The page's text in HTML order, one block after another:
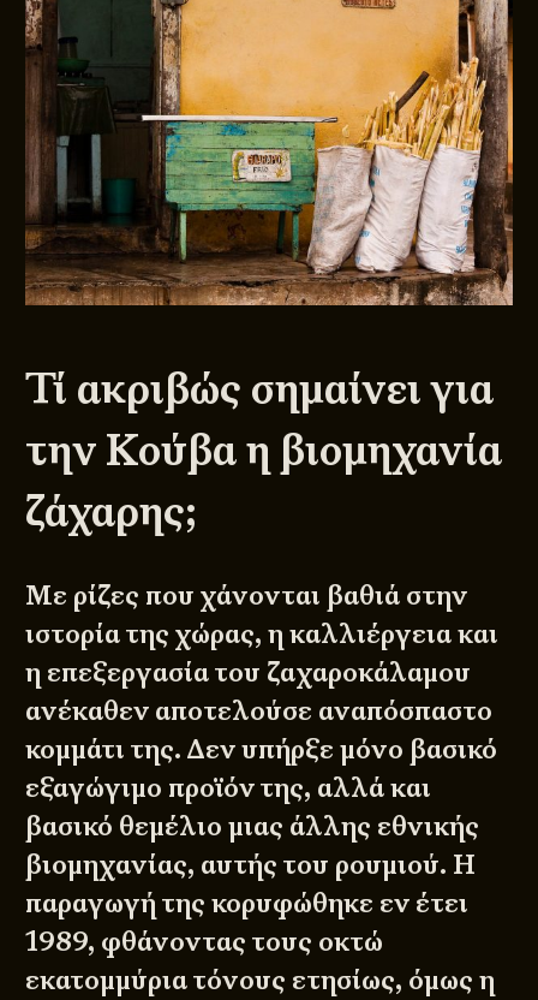
Τί ακριβώς σημαίνει για
την Κούβα η βιομηχανία
ζάχαρης;
Με ρίζες που χάνονται βαθιά στην
ιστορία της χώρας, η καλλιέργεια και
η επεξεργασία του ζαχαροκάλαμου
ανέκαθεν αποτελούσε αναπόσπαστο
κομμάτι της. Δεν υπήρξε μόνο βασικό
εξαγώγιμο προϊόν της, αλλά και
βασικό θεμέλιο μιας άλλης εθνικής
βιομηχανίας, αυτής του ρουμιού. Η
παραγωγή της κορυφώθηκε εν έτει
1989, φθάνοντας τους οκτώ
εκατομμύρια τόνους ετησίως, όμως η